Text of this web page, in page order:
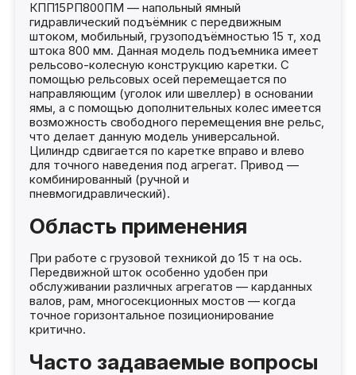
КПП15РП800ПМ — напольный ямный
гидравлический подъёмник с передвижным
штоком, мобильный, грузоподъёмностью 15 т, ход
штока 800 мм. Данная модель подъемника имеет
рельсово-колесную конструкцию каретки. С
помощью рельсовых осей перемещается по
направляющим (уголок или швеллер) в основании
ямы, а с помощью дополнительных колес имеется
возможность свободного перемещения вне рельс,
что делает данную модель универсальной.
Цилиндр сдвигается по каретке вправо и влево
для точного наведения под агрегат. Привод —
комбинированный (ручной и
пневмогидравлический).
Область применения
При работе с грузовой техникой до 15 т на ось.
Передвижной шток особенно удобен при
обслуживании различных агрегатов — карданных
валов, рам, многосекционных мостов — когда
точное горизонтальное позиционирование
критично.
Часто задаваемые вопросы